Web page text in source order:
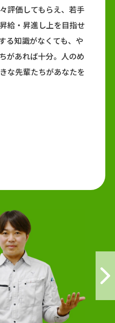
評価してもらえ、若手
給・昇進し上を目指せ
る知識がなくても、や
があれば十分。人のめ
な先輩たちがあなたを